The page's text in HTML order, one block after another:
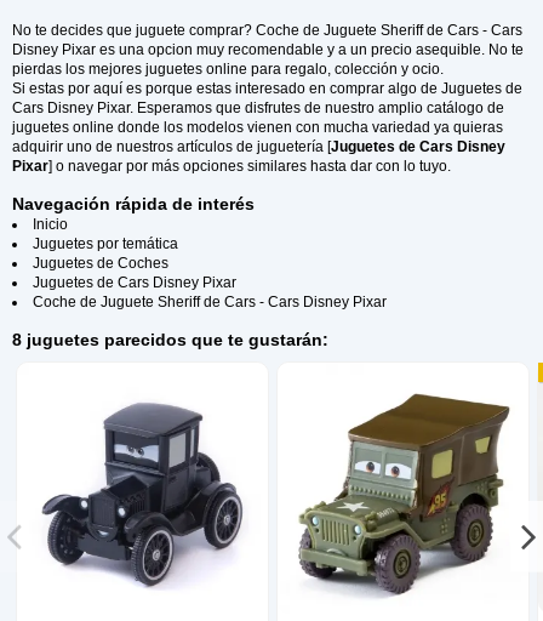
No te decides que juguete comprar? Coche de Juguete Sheriff de Cars - Cars
Disney Pixar es una opcion muy recomendable y a un precio asequible. No te
pierdas los mejores juguetes online para regalo, colección y ocio.
Si estas por aquí es porque estas interesado en comprar algo de Juguetes de
Cars Disney Pixar. Esperamos que disfrutes de nuestro amplio catálogo de
juguetes online donde los modelos vienen con mucha variedad ya quieras
adquirir uno de nuestros artículos de juguetería [Juguetes de Cars Disney
Pixar] o navegar por más opciones similares hasta dar con lo tuyo.
Navegación rápida de interés
Inicio
Juguetes por temática
Juguetes de Coches
Juguetes de Cars Disney Pixar
Coche de Juguete Sheriff de Cars - Cars Disney Pixar
8 juguetes parecidos que te gustarán: